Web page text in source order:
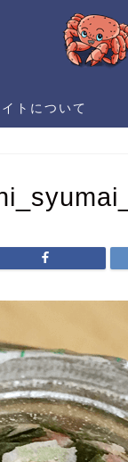
トについて